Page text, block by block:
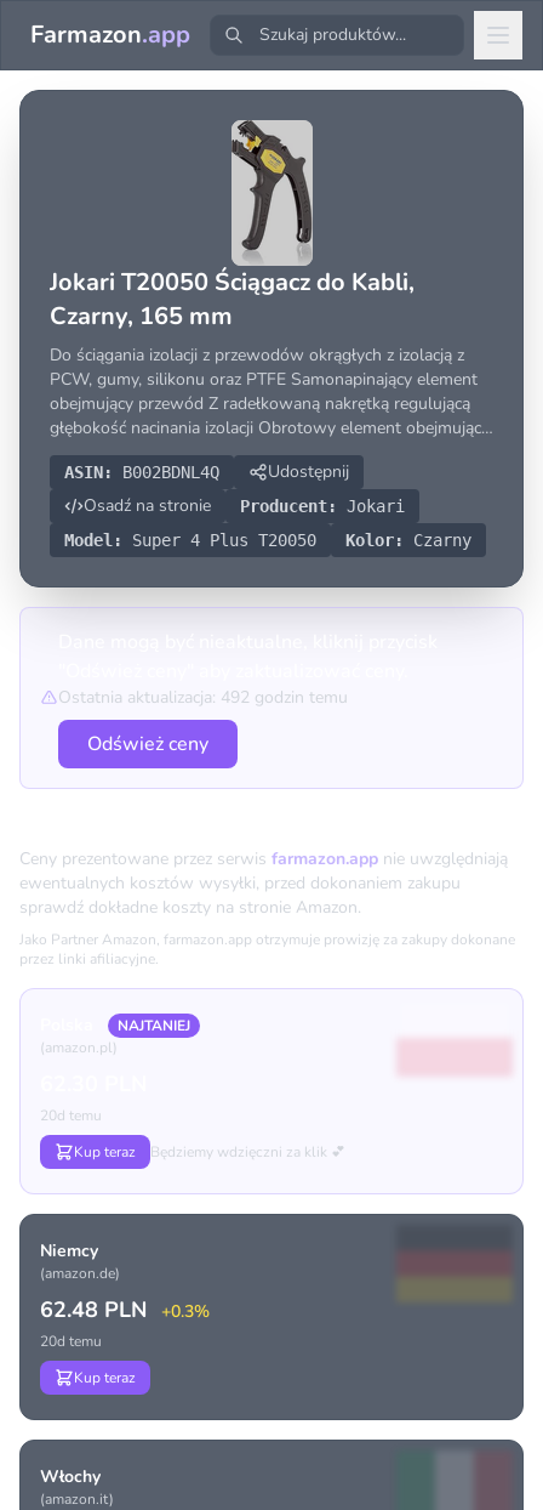
Farmazon.app
Jokari T20050 Ściągacz do Kabli,
Czarny, 165 mm
Do ściągania izolacji z przewodów okrągłych z izolacją z
PCW, gumy, silikonu oraz PTFE Samonapinający element
obejmujący przewód Z radełkowaną nakrętką regulującą
głębokość nacinania izolacji Obrotowy element obejmujący
do cięcia wzdłużnego i po obwodzie Cięcie spiralne do
usuwania przekładek
ASIN: B002BDNL4Q
Udostępnij
Osadź na stronie
Producent:
Jokari
Model:
Super 4 Plus T20050 Kolor: Czarny
Ostatnia aktualizacja: 492 godzin temu
Odśwież ceny
Ceny prezentowane przez serwis farmazon.app nie uwzględniają
ewentualnych kosztów wysyłki, przed dokonaniem zakupu
sprawdź dokładne koszty na stronie Amazon.
Jako Partner Amazon, farmazon.app otrzymuje prowizję za zakupy dokonane
przez linki afiliacyjne.
NAJTANIEJ
(amazon.pl)
20d temu
Kup teraz
Będziemy wdzięczni za klik 💕
Niemcy
(amazon.de)
62.48 PLN +0.3%
20d temu
Kup teraz
Włochy
(amazon.it)